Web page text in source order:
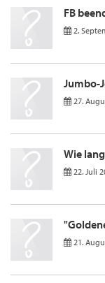
FB
2.
Jumbo-
27.
Wie
22. Juli
21.